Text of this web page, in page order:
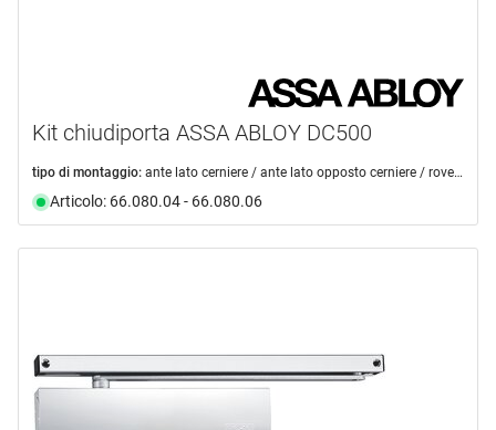
Kit chiudiporta ASSA ABLOY DC500
tipo di montaggio: ante lato cerniere / ante lato opposto cerniere / rovesciato lato opposto cerniere / rovesciato lato cerniere
Articolo: 66.080.04 - 66.080.06